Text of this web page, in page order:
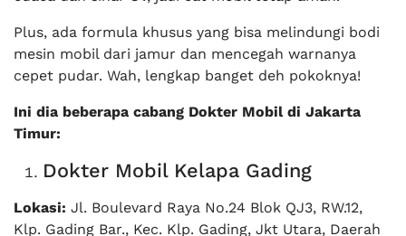
Plus, ada formula khusus yang bisa melindungi bodi
mesin mobil dari jamur dan mencegah warnanya
cepet pudar. Wah, lengkap banget deh pokoknya!
Ini dia beberapa cabang Dokter Mobil di Jakarta
Timur:
Dokter Mobil Kelapa Gading
Lokasi: Jl. Boulevard Raya No.24 Blok QJ3, RW.12,
Klp. Gading Bar., Kec. Klp. Gading, Jkt Utara, Daerah